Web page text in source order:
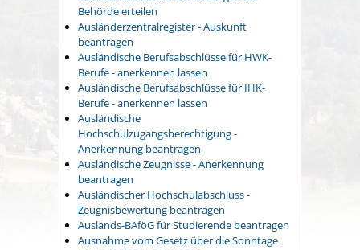
Behörde erteilen
Ausländerzentralregister - Auskunft
beantragen
Ausländische Berufsabschlüsse für HWK-
Berufe - anerkennen lassen
Ausländische Berufsabschlüsse für IHK-
Berufe - anerkennen lassen
Ausländische
Hochschulzugangsberechtigung -
Anerkennung beantragen
Ausländische Zeugnisse - Anerkennung
beantragen
Ausländischer Hochschulabschluss -
Zeugnisbewertung beantragen
Auslands-BAföG für Studierende beantragen
Ausnahme vom Gesetz über die Sonntage